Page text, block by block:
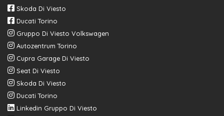
Skoda Di Viesto
Ducati Torino
Gruppo Di Viesto Volkswagen
Autozentrum Torino
Cupra Garage Di Viesto
Seat Di Viesto
Skoda Di Viesto
Ducati Torino
Linkedin Gruppo Di Viesto